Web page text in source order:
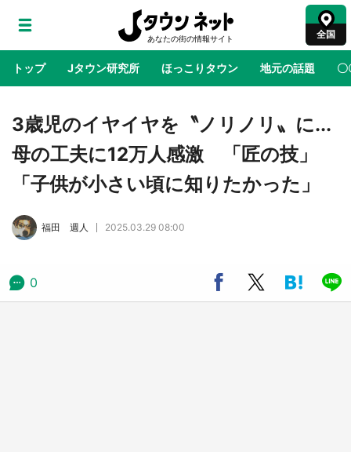
全国
トップ Jタウン研究所 ほっこりタウン 地元の話題 〇
地域×二次元 絶景 あの時はありがとう 物語がはじ
ラプラス・ダークネスが栃木県を征服！？ 県
公式プロモ動画で「聖地」が生産されてます
の「猫猫像」も【8／1～10／26】
3歳児のイヤイヤを〝ノリノリ〟に...
母の工夫に12万人感激 「匠の技」
「子供が小さい頃に知りたかった」
福田 週人 2025.03.29 08:00
0